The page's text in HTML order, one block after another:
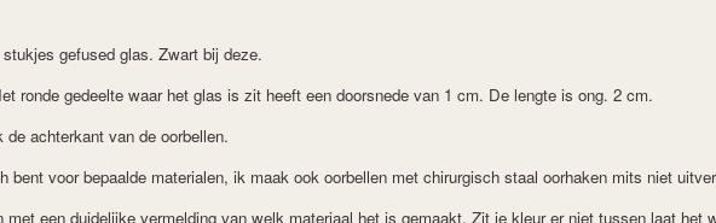
gefused glas. Zwart bij deze.
ronde gedeelte waar het glas is zit heeft een doorsnede van 1 cm. De lengte is ong. 2 cm.
achterkant van de oorbellen.
bent voor bepaalde materialen, ik maak ook oorbellen met chirurgisch staal oorhaken mits niet
een duidelijke vermelding van welk materiaal het is gemaakt. Zit je kleur er niet tussen laat het